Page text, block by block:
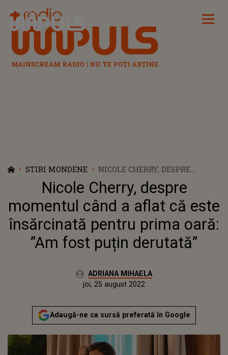
Radio Impuls
STIRI MONDENE
NICOLE CHERRY, DESPRE
MOMENTUL CÂND A AFLAT CĂ
ESTE ÎNSĂRCINATĂ PENTRU
PRIMA OARĂ: ”AM FOST PUȚIN
DERUTATĂ”
Nicole Cherry, despre
momentul când a aflat că este
însărcinată pentru prima oară:
”Am fost puțin derutată”
Autor:ADRIANA MIHAELA
miercuri, 25 august 2021Actualizat:
joi, 25 august 2022
Adaugă-ne ca sursă preferată în Google